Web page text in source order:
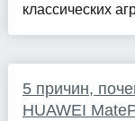
классических
5 причин,
HUAWEI